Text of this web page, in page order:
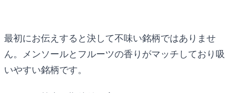
最初にお伝えすると決して不味い銘柄ではありませ
ん。メンソールとフルーツの香りがマッチしており吸
いやすい銘柄です。